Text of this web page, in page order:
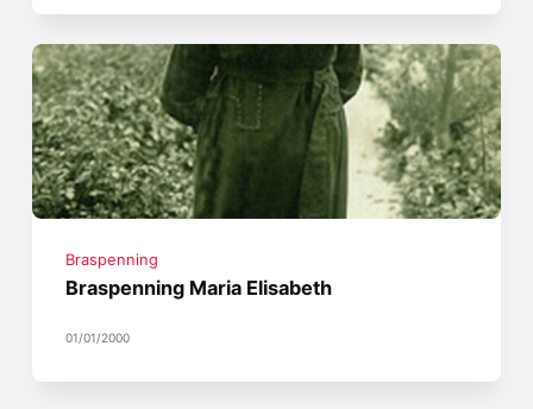
Braspenning
Braspenning Maria Elisabeth
01/01/2000